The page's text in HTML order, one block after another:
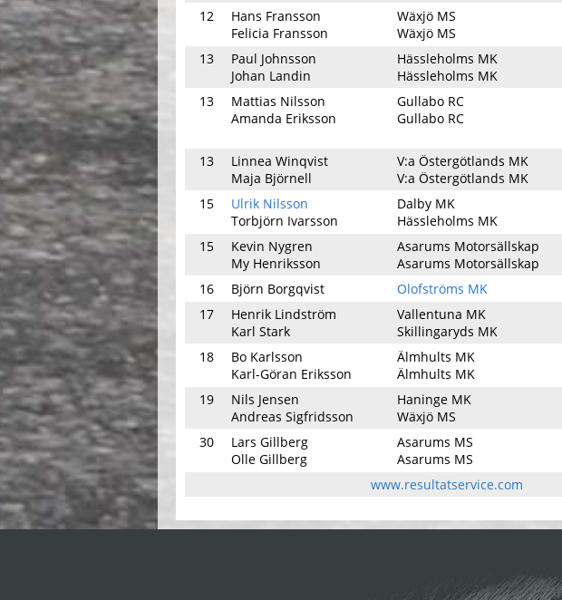
12
Hans Fransson
Felicia Fransson
Wäxjö MS
Wäxjö MS
13
Paul Johnsson
Johan Landin
Hässleholms MK
Hässleholms MK
13
Mattias Nilsson
Amanda Eriksson
Gullabo RC
Gullabo RC
13
Linnea Winqvist
Maja Björnell
V:a Östergötlands MK
V:a Östergötlands MK
15
Ulrik Nilsson
Torbjörn Ivarsson
Dalby MK
Hässleholms MK
15
Kevin Nygren
My Henriksson
Asarums Motorsällskap
Asarums Motorsällskap
16 Björn Borgqvist Olofströms MK
17
Henrik Lindström
Karl Stark
Vallentuna MK
Skillingaryds MK
18
Bo Karlsson
Karl-Göran Eriksson
Älmhults MK
Älmhults MK
19
Nils Jensen
Andreas Sigfridsson
Haninge MK
Wäxjö MS
30
Lars Gillberg
Olle Gillberg
Asarums MS
Asarums MS
www.resultatservice.com